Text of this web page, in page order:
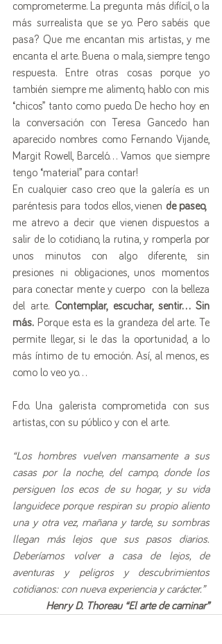
comprometerme. La pregunta más difícil, o la
más surrealista que se yo. Pero sabéis que
pasa? Que me encantan mis artistas, y me
encanta el arte. Buena o mala, siempre tengo
respuesta. Entre otras cosas porque yo
también siempre me alimento, hablo con mis
“chicos” tanto como puedo. De hecho hoy en
la conversación con Teresa Gancedo han
aparecido nombres como Fernando Vijande,
Margit Rowell, Barceló… Vamos que siempre
tengo “material” para contar!
En cualquier caso creo que la galería es un
paréntesis para todos ellos, vienen de paseo,
me atrevo a decir que vienen dispuestos a
salir de lo cotidiano, la rutina, y romperla por
unos minutos con algo diferente, sin
presiones ni obligaciones, unos momentos
para conectar mente y cuerpo  con la belleza
del arte. Contemplar, escuchar, sentir… Sin
más. Porque esta es la grandeza del arte. Te
permite llegar, si le das la oportunidad, a lo
más íntimo de tu emoción. Así, al menos, es
como lo veo yo…
Fdo. Una galerista comprometida con sus
artistas, con su público y con el arte.
“Los hombres vuelven mansamente a sus
casas por la noche, del campo, donde los
persiguen los ecos de su hogar, y su vida
languidece porque respiran su propio aliento
una y otra vez, mañana y tarde, su sombras
llegan más lejos que sus pasos diarios.
Deberíamos volver a casa de lejos, de
aventuras y peligros y descubrimientos
cotidianos: con nueva experiencia y carácter.”
Henry D. Thoreau “El arte de caminar”